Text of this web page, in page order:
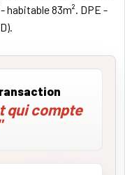
habitable 83m². DPE -
qui compte